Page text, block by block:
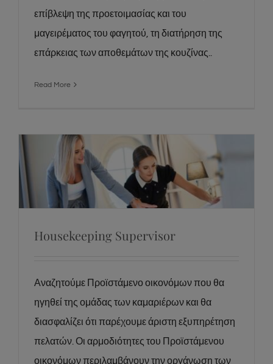
επίβλεψη της προετοιμασίας και του
μαγειρέματος του φαγητού, τη διατήρηση της
επάρκειας των αποθεμάτων της κουζίνας..
Read More
Housekeeping Supervisor
Housekeeping Supervisor
Αναζητούμε Προϊστάμενο οικονόμων που θα
ηγηθεί της ομάδας των καμαριέρων και θα
διασφαλίζει ότι παρέχουμε άριστη εξυπηρέτηση
πελατών. Οι αρμοδιότητες του Προϊστάμενου
οικονόμων περιλαμβάνουν την οργάνωση των